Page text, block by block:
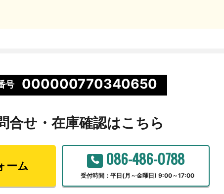
号 000000770340650
合せ・ 在庫確認はこちら
ーム 086-486-0788
受付時間：平日(月～金曜日) 9:00～17:00